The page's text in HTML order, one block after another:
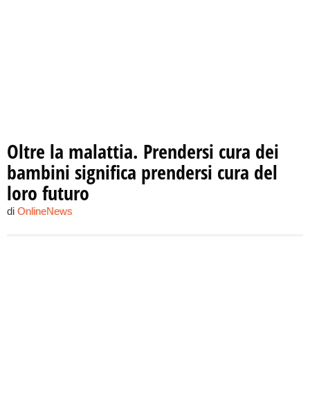
Oltre la malattia. Prendersi cura dei
bambini significa prendersi cura del
loro futuro
di OnlineNews